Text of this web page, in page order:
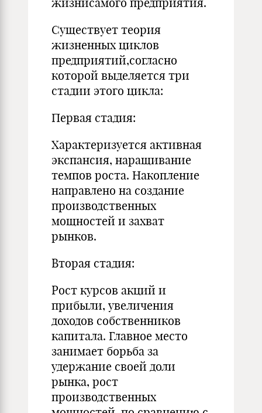
Существует теория
жизненных циклов
предприятий,согласно
которой выделяется три
стадии этого цикла:
Первая стадия:
Характеризуется активная
экспансия, наращивание
темпов роста. Накопление
направлено на создание
производственных
мощностей и захват
рынков.
Вторая стадия:
Рост курсов акций и
прибыли, увеличения
доходов собственников
капитала. Главное место
занимает борьба за
удержание своей доли
рынка, рост
производственных